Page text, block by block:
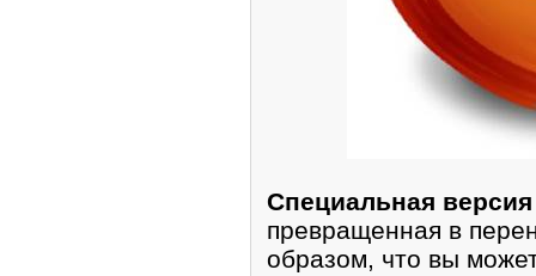
Специальная
превращенная в
образом, что вы